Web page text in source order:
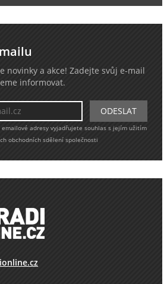
novinky a akce! Zadejte svůj e-mail
informovat.
adresy vyjadřujete souhlas s jejím užitím
obchodních sdělení společnosti